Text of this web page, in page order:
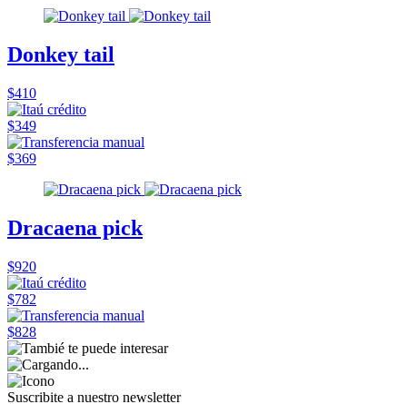
Donkey tail
$410
$349
$369
Dracaena pick
$920
$782
$828
Suscribite a nuestro newsletter